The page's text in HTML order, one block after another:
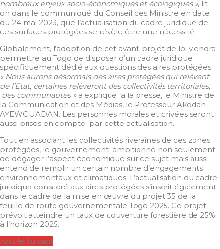
nombreux enjeux socio-économiques et écologiques », lit-
on dans le communiqué du Conseil des Ministre en date
du 24 mai 2023, que l’actualisation du cadre juridique de
ces surfaces protégées se révèle être une nécessité.
Globalement, l’adoption de cet avant-projet de loi viendra
permettre au Togo de disposer d’un cadre juridique
spécifiquement dédié aux questions des aires protégées.
« Nous aurons désormais des aires protégées qui relèvent
de l’Etat, certaines relèveront des collectivités territoriales,
des communautés » a expliqué à la presse, le Ministre de
la Communication et des Médias, le Professeur Akodah
AYEWOUADAN. Les personnes morales et privées seront
aussi prises en compte par cette actualisation.
Tout en associant les collectivités riveraines de ces zones
protégées, le gouvernement ambitionne non seulement
de dégager l’aspect économique sur ce sujet mais aussi
entend de remplir un certain nombre d’engagements
environnementaux et climatiques. L’actualisation du cadre
juridique consacré aux aires protégées s’inscrit également
dans le cadre de la mise en œuvre du projet 35 de la
feuille de route gouvernementale Togo 2025. Ce projet
prévoit atteindre un taux de couverture forestière de 25%
à l’horizon 2025.
Article Suivant